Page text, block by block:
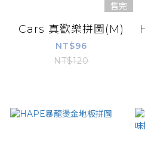
售完
Cars 真歡樂拼圖(M)
NT$96
NT$120